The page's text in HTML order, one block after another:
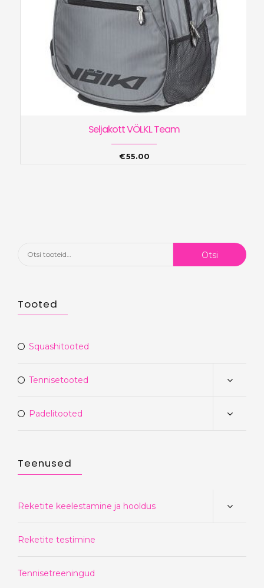
Seljakott VÖLKL Team
€55.00
Otsi: Otsi
Tooted
Squashitooted
Tennisetooted
Padelitooted
Teenused
Reketite keelestamine ja hooldus
Reketite testimine
Tennisetreeningud